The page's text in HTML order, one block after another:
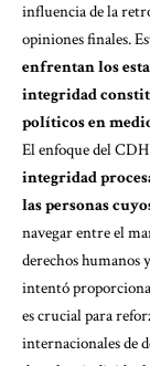
influencia de la
opiniones finales.
enfrentan los
integridad
políticos en
El enfoque del
integridad
las personas
navegar entre el
derechos humanos
intentó
es crucial para
internacionales de